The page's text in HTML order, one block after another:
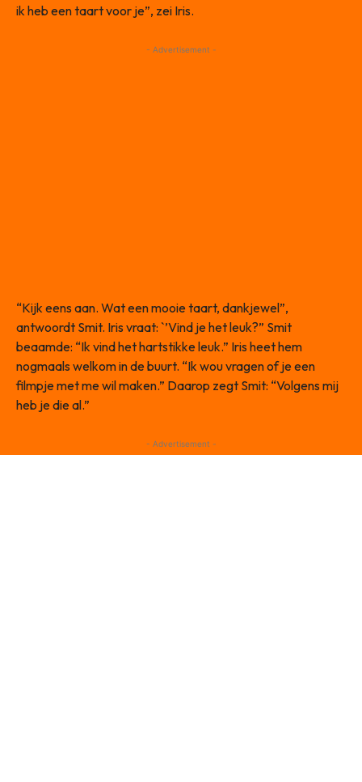
ik heb een taart voor je”, zei Iris.
- Advertisement -
“Kijk eens aan. Wat een mooie taart, dankjewel”,
antwoordt Smit. Iris vraat: `’Vind je het leuk?” Smit
beaamde: “Ik vind het hartstikke leuk.” Iris heet hem
nogmaals welkom in de buurt. “Ik wou vragen of je een
filmpje met me wil maken.” Daarop zegt Smit: “Volgens mij
heb je die al.”
- Advertisement -